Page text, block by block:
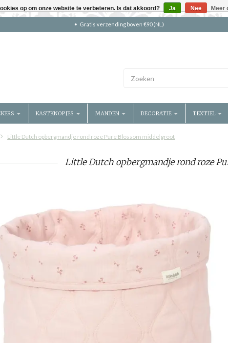
Gratis verzending boven €90 (NL)
KASTKNOPJES MANDEN DECORATIE TEXTIEL
Little Dutch opbergmandje rond roze Pure Blossom middelgroot
Little Dutch opbergmandje rond roze
op om onze website te verbeteren. Is dat akkoord? Ja Nee Meer